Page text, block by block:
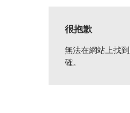
很抱歉
無法在網站上找
確。